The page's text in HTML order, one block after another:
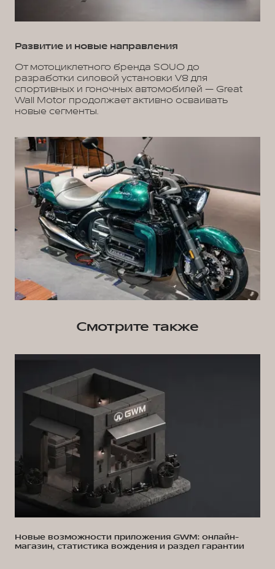
Развитие и новые направления
От мотоциклетного бренда SOUO до
разработки силовой установки V8 для
спортивных и гоночных автомобилей — Great
Wall Motor продолжает активно осваивать
новые сегменты.
Смотрите также
Новые возможности приложения GWM: онлайн-
магазин, статистика вождения и раздел гарантии